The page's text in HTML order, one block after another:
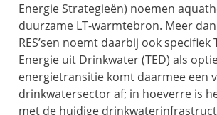
Energie Strategieën) noemen
duurzame LT-warmtebron. Meer
RES’sen noemt daarbij ook specifiek
Energie uit Drinkwater (TED) als
energietransitie komt daarmee een
drinkwatersector af; in hoeverre is
met de huidige